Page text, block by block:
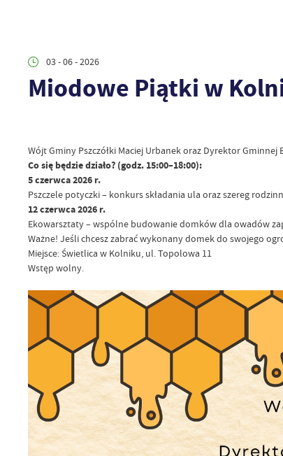
03 - 06 - 2026
Miodowe Piątki w
Wójt Gminy Pszczółki Maciej Urbanek oraz Dyrektor
Co się będzie działo? (godz. 15:00–18:00):
5 czerwca 2026 r.
Pszczele potyczki – konkurs składania ula oraz szereg
12 czerwca 2026 r.
Ekowarsztaty – wspólne budowanie domków dla owadów
Ważne! Jeśli chcesz zabrać wykonany domek do swojego
Miejsce: Świetlica w Kolniku, ul. Topolowa 11
Wstęp wolny.